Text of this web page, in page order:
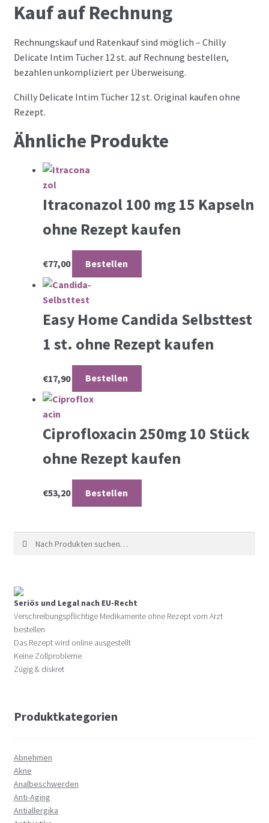
Kauf auf Rechnung
Rechnungskauf und Ratenkauf sind möglich – Chilly
Delicate Intim Tücher 12 st. auf Rechnung bestellen,
bezahlen unkompliziert per Überweisung.
Chilly Delicate Intim Tücher 12 st. Original kaufen ohne
Rezept.
Ähnliche Produkte
Itraconazol 100 mg 15 Kapseln
ohne Rezept kaufen
€77,00 Bestellen
Easy Home Candida Selbsttest
1 st. ohne Rezept kaufen
€17,90 Bestellen
Ciprofloxacin 250mg 10 Stück
ohne Rezept kaufen
€53,20 Bestellen
Suche nach:
Seriös und Legal nach EU-Recht
Verschreibungspflichtige Medikamente ohne Rezept vom Arzt
bestellen
Das Rezept wird online ausgestellt
Keine Zollprobleme
Zügig & diskret
Produktkategorien
Abnehmen
Akne
Analbeschwerden
Anti-Aging
Antiallergika